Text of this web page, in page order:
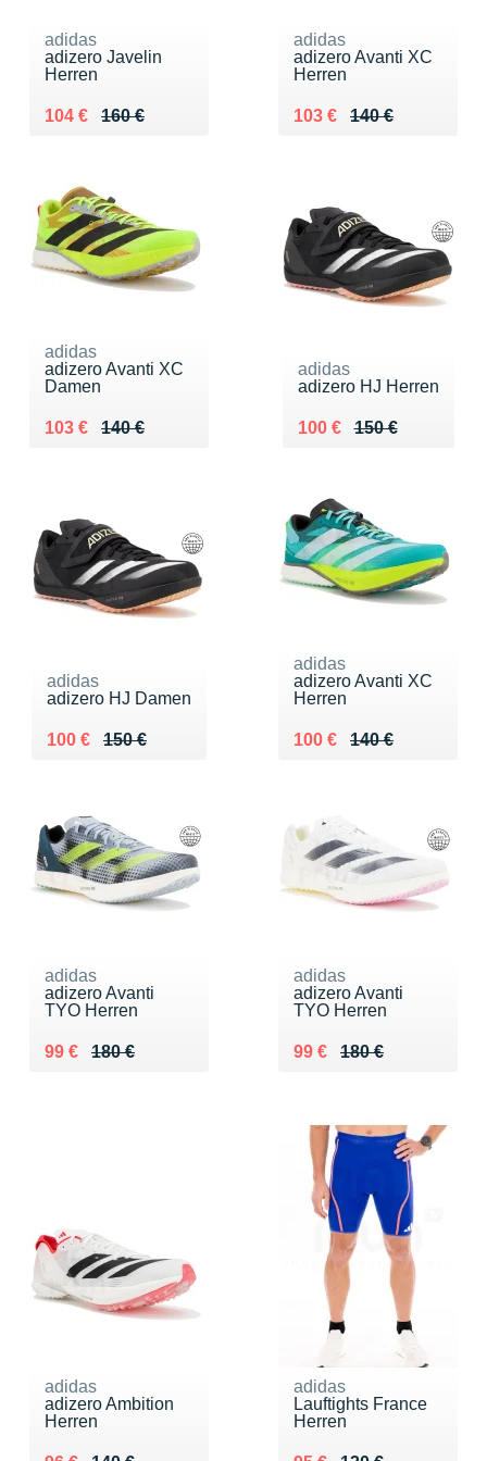
adidas
adizero Javelin
Herren
160 €
Au lieu de 160 €
104 €
Vendu 104 €
adidas
adizero Avanti XC
Herren
140 €
Au lieu de 140 €
103 €
Vendu 103 €
adidas
adizero Avanti XC
Damen
140 €
Au lieu de 140 €
103 €
Vendu 103 €
adidas
adizero HJ Herren
150 €
Au lieu de 150 €
100 €
Vendu 100 €
adidas
adizero HJ Damen
150 €
Au lieu de 150 €
100 €
Vendu 100 €
adidas
adizero Avanti XC
Herren
140 €
Au lieu de 140 €
100 €
Vendu 100 €
adidas
adizero Avanti
TYO Herren
180 €
Au lieu de 180 €
99 €
Vendu 99 €
adidas
adizero Avanti
TYO Herren
180 €
Au lieu de 180 €
99 €
Vendu 99 €
adidas
adizero Ambition
Herren
adidas
Lauftights France
Herren